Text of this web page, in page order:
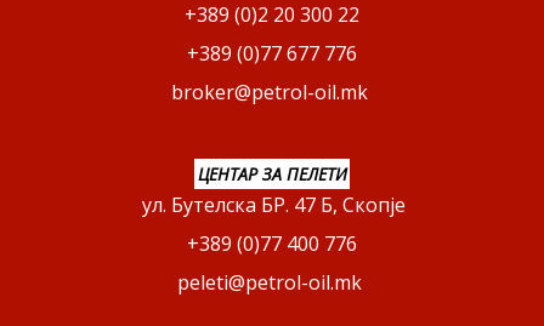
+389 (0)2 20 300 22
+389 (0)77 677 776
broker@petrol-oil.mk
ЦЕНТАР ЗА ПЕЛЕТИ
ул. Бутелска БР. 47 Б, Скопје
+389 (0)77 400 776
peleti@petrol-oil.mk